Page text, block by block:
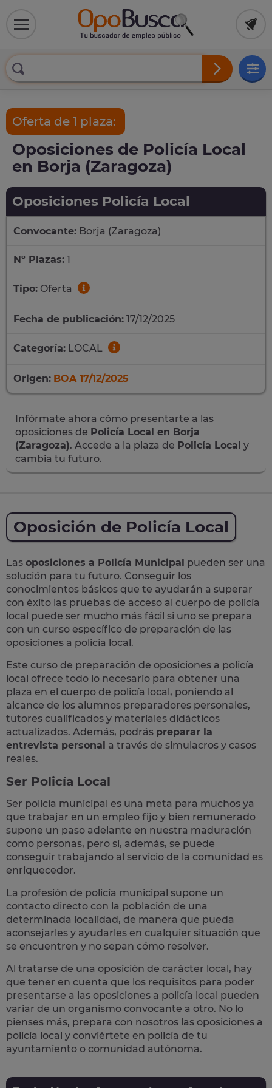
Oferta de 1 plaza:
Oposiciones de Policía Local
en Borja (Zaragoza)
Oposiciones Policía Local
Convocante: Borja (Zaragoza)
Nº Plazas: 1
Tipo: Oferta
Fecha de publicación: 17/12/2025
Categoría: LOCAL
Origen: BOA 17/12/2025
Infórmate ahora cómo presentarte a las
oposiciones de Policía Local en Borja
(Zaragoza). Accede a la plaza de Policía Local y
cambia tu futuro.
Oposición de Policía Local
Las oposiciones a Policía Municipal pueden ser una
solución para tu futuro. Conseguir los
conocimientos básicos que te ayudarán a superar
con éxito las pruebas de acceso al cuerpo de policía
local puede ser mucho más fácil si uno se prepara
con un curso específico de preparación de las
oposiciones a policía local.
Este curso de preparación de oposiciones a policía
local ofrece todo lo necesario para obtener una
plaza en el cuerpo de policía local, poniendo al
alcance de los alumnos preparadores personales,
tutores cualificados y materiales didácticos
actualizados. Además, podrás preparar la
entrevista personal a través de simulacros y casos
reales.
Ser Policía Local
Ser policía municipal es una meta para muchos ya
que trabajar en un empleo fijo y bien remunerado
supone un paso adelante en nuestra maduración
como personas, pero si, además, se puede
conseguir trabajando al servicio de la comunidad es
enriquecedor.
La profesión de policía municipal supone un
contacto directo con la población de una
determinada localidad, de manera que pueda
aconsejarles y ayudarles en cualquier situación que
se encuentren y no sepan cómo resolver.
Al tratarse de una oposición de carácter local, hay
que tener en cuenta que los requisitos para poder
presentarse a las oposiciones a policía local pueden
variar de un organismo convocante a otro. No lo
pienses más, prepara con nosotros las oposiciones a
policía local y conviértete en policía de tu
ayuntamiento o comunidad autónoma.